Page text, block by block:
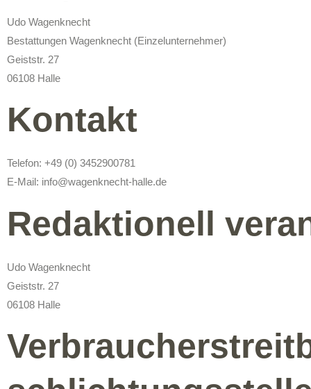
Udo Wagenknecht
Bestattungen Wagenknecht (Einzelunternehmer)
Geiststr. 27
06108 Halle
Kontakt
Telefon: +49 (0) 3452900781
E-Mail: info@wagenknecht-halle.de
Redaktionell
Udo Wagenknecht
Geiststr. 27
06108 Halle